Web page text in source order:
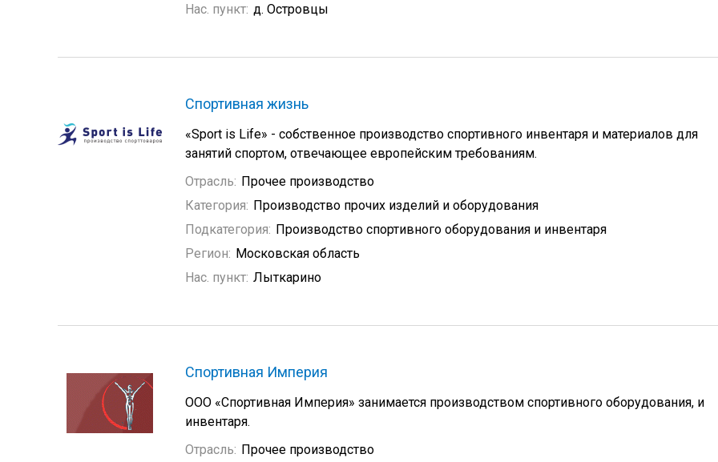
Нас. пункт: д. Островцы
Спортивная жизнь
«Sport is Life» - собственное производство спортивного инвентаря и материалов для
занятий спортом, отвечающее европейским требованиям.
Отрасль: Прочее производство
Категория: Производство прочих изделий и оборудования
Подкатегория: Производство спортивного оборудования и инвентаря
Регион: Московская область
Нас. пункт: Лыткарино
Спортивная Империя
ООО «Спортивная Империя» занимается производством спортивного оборудования, и
инвентаря.
Отрасль: Прочее производство